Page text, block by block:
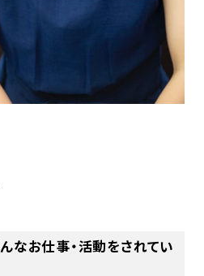
んなお仕事・活動をされてい